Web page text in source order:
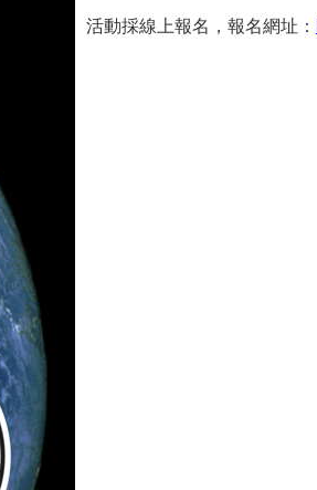
活動採線上報名，報名網址：